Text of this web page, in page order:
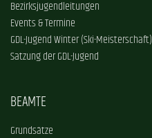
Bezirksjugendleitungen
Events & Termine
GDL-Jugend Winter (Ski-Meisterschaft)
Satzung der GDL-Jugend
BEAMTE
Grundsätze